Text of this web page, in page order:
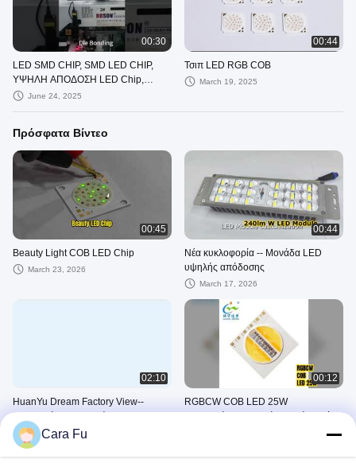
00:30
LED SMD CHIP, SMD LED CHIP,
ΥΨΗΛΗ ΑΠΟΔΟΣΗ LED Chip,
Beauty Light LED, Therapy Light
June 24, 2025
00:44
Τσιπ LED RGB COB
March 19, 2025
Πρόσφατα Βίντεο
00:45
Beauty Light COB LED Chip
March 23, 2026
00:44
Νέα κυκλοφορία -- Μονάδα LED
υψηλής απόδοσης
March 17, 2026
02:10
HuanYu Dream Factory View--
Διαδικασία κατασκευής τσιπ LED
March 17, 2026
00:12
RGBCW COB LED 25W
Cara Fu